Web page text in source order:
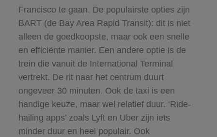
Francisco te gaan. De populairste opties zijn
BART (de Bay Area Rapid Transit): dit is niet
alleen de goedkoopste, maar ook een snelle
en efficiënte manier. Een andere optie is de
trein die vanuit de International Terminal
vertrekt. De rit naar het centrum duurt
ongeveer 30 minuten. Ook de taxi is een
handige keuze, maar wel relatief duur. ‘Ride-
hailing apps’ zoals Lyft en Uber zijn iets
minder duur en heel populair. Ook